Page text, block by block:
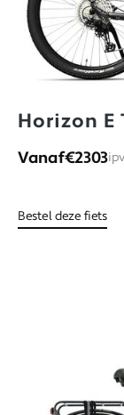
Horizon E
Vanaf€2303
Bestel deze fiets